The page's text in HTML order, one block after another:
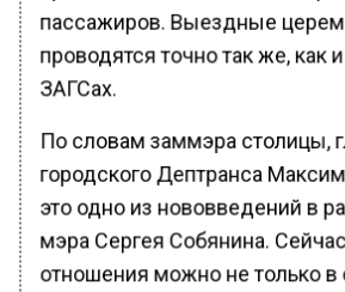
пассажиров. Выездные
проводятся точно так же, как
ЗАГСах.
По словам заммэра столицы,
городского Дептранса
это одно из нововведений в
мэра Сергея Собянина.
отношения можно не только